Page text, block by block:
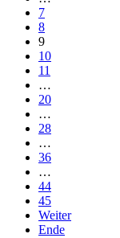
7
8
9
10
11
…
20
…
28
…
36
…
44
45
Weiter
Ende